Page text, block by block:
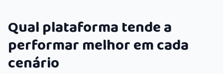
Qual plataforma tende a
performar melhor em cada
cenário